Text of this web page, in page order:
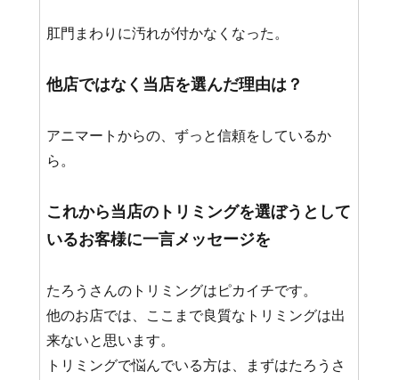
肛門まわりに汚れが付かなくなった。
他店ではなく当店を選んだ理由は？
アニマートからの、ずっと信頼をしているか
ら。
これから当店のトリミングを選ぼうとして
いるお客様に一言メッセージを
たろうさんのトリミングはピカイチです。
他のお店では、ここまで良質なトリミングは出
来ないと思います。
トリミングで悩んでいる方は、まずはたろうさ